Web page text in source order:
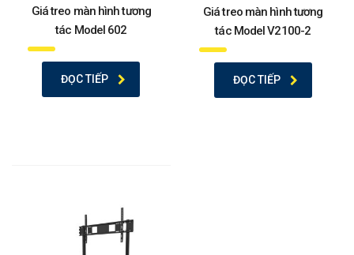
Giá treo màn hình tương
tác Model 602
ĐỌC TIẾP
Giá treo màn hình tương
tác Model V2100-2
ĐỌC TIẾP